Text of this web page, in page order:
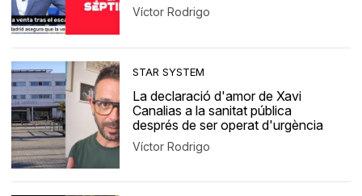
Víctor Rodrigo
STAR SYSTEM
La declaració d'amor de Xavi
Canalias a la sanitat pública
després de ser operat d'urgència
Víctor Rodrigo